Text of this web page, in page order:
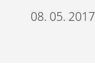
08. 05. 2017